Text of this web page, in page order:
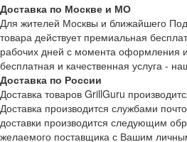
Доставка по Москве и МО
Для жителей Москвы и ближайшего
товара действует премиальная
рабочих дней с момента оформления
бесплатная и качественная услуга -
Доставка по России
Доставка товаров GrillGuru
Доставка производится службами
доставки производится следующим
желаемого поставщика с Вашим